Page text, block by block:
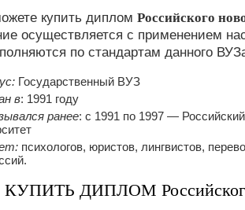
купить диплом Российского
осуществляется с применением
по стандартам данного
Государственный ВУЗ
в: 1991 году
ранее: c 1991 по 1997 —
психологов, юристов, лингвистов,
КУПИТЬ ДИПЛОМ